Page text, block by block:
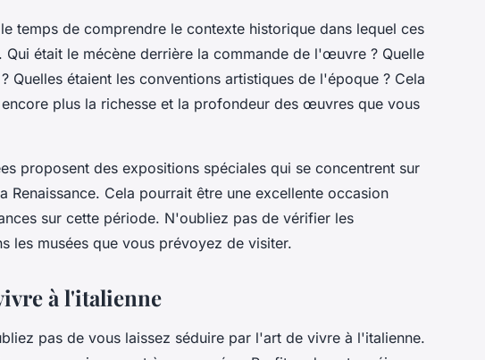
temps de comprendre le contexte historique dans lequel ces
était le mécène derrière la commande de l'œuvre ? Quelle
Quelles étaient les conventions artistiques de l'époque ? Cela
plus la richesse et la profondeur des œuvres que vous
proposent des expositions spéciales qui se concentrent sur
Renaissance. Cela pourrait être une excellente occasion
sur cette période. N'oubliez pas de vérifier les
les musées que vous prévoyez de visiter.
à l'italienne
pas de vous laissez séduire par l'art de vivre à l'italienne.